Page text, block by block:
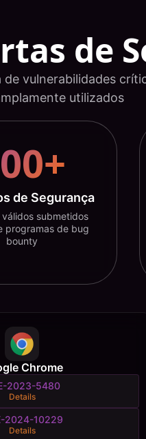
de
vulnerabilidades
utilizados
de Segurança
válidos submetidos
programas de bug
bounty
Chrome
2023-5480
Details
2024-10229
Details